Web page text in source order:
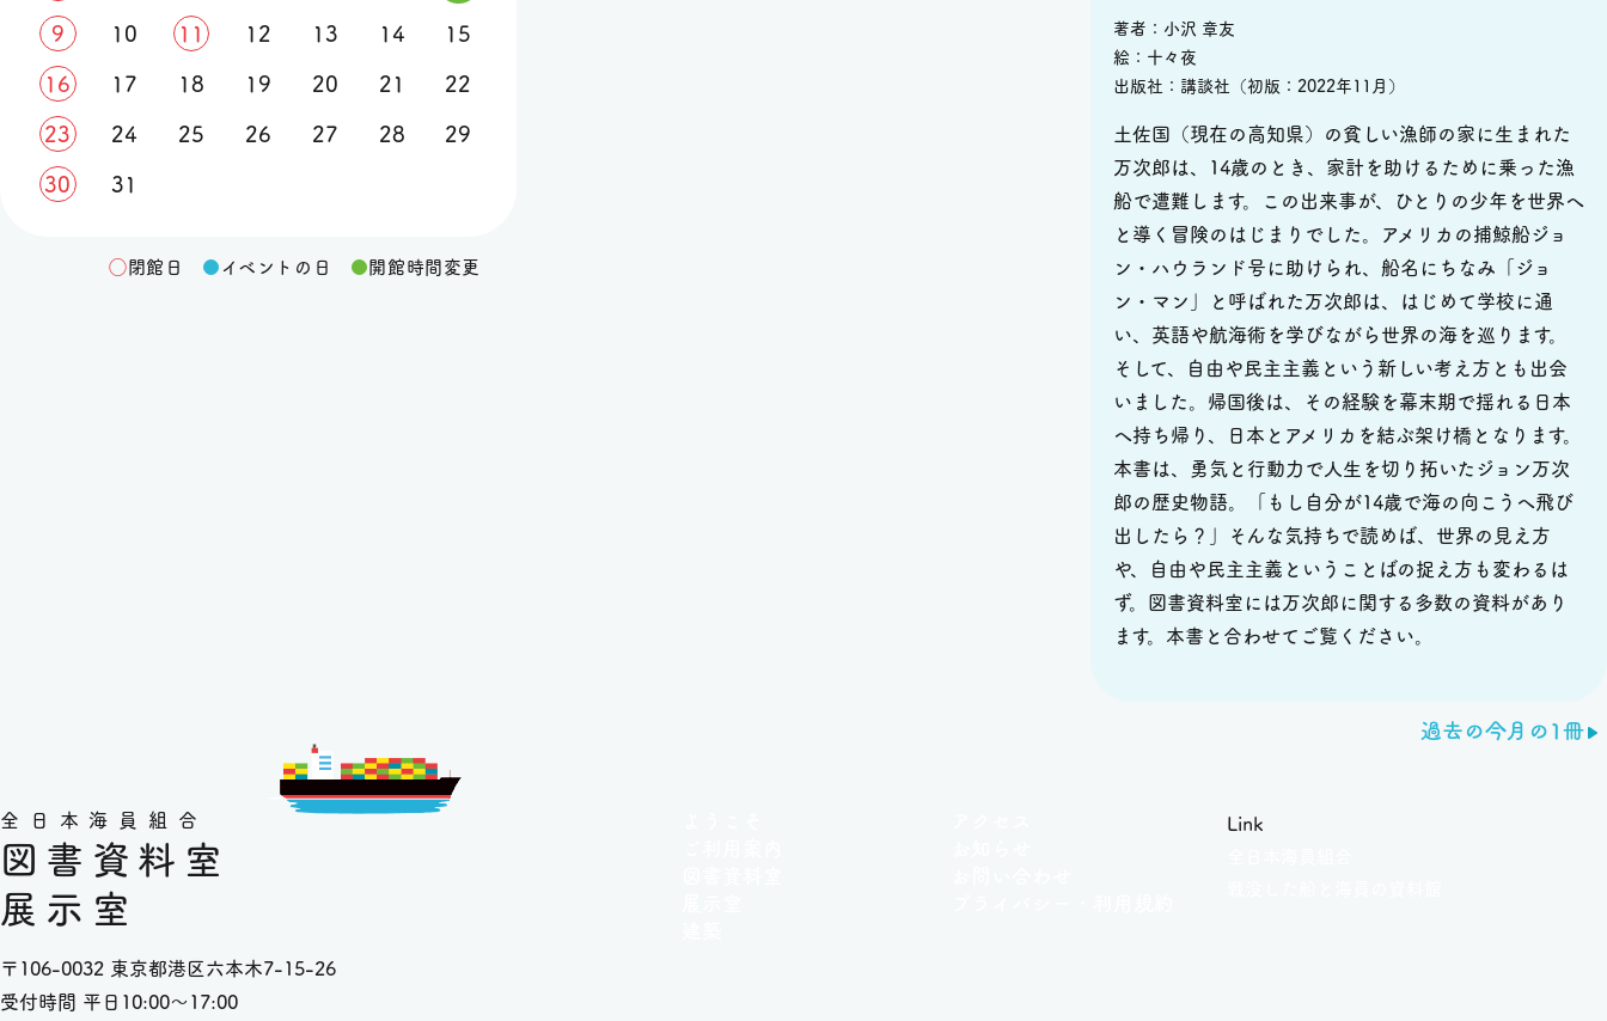
2026.3.20 【
４月より】図書資料室・展示室の土曜開室スタート！土曜限定イベントも開
Information
2026.3.20 【 特集棚】今回の特集は『声をあげ、支えあう職場づくり』です！
Report
9
10 11 12 13 14
15
16
17 18 19 20 21
22
23
24 25 26 27 28
29
30
31
◯閉館日 ●イベントの日 ●開館時間変更
著者：小沢 章友
絵：十々夜
出版社：講談社（初版：2022年11月）
土佐国（現在の高知県）の貧しい漁師の家に生まれた
万次郎は、14歳のとき、家計を助けるために乗った漁
船で遭難します。この出来事が、ひとりの少年を世界へ
と導く冒険のはじまりでした。アメリカの捕鯨船ジョ
ン・ハウランド号に助けられ、船名にちなみ「ジョ
ン・マン」と呼ばれた万次郎は、はじめて学校に通
い、英語や航海術を学びながら世界の海を巡ります。
そして、自由や民主主義という新しい考え方とも出会
いました。帰国後は、その経験を幕末期で揺れる日本
へ持ち帰り、日本とアメリカを結ぶ架け橋となります。
本書は、勇気と行動力で人生を切り拓いたジョン万次
郎の歴史物語。「もし自分が14歳で海の向こうへ飛び
出したら？」そんな気持ちで読めば、世界の見え方
や、自由や民主主義ということばの捉え方も変わるは
ず。図書資料室には万次郎に関する多数の資料があり
ます。本書と合わせてご覧ください。
過去の今月の1冊
全日本海員組合
図書資料室
展示室
〒106-0032 東京都港区六本木7-15-26
受付時間 平日10:00～17:00
Link